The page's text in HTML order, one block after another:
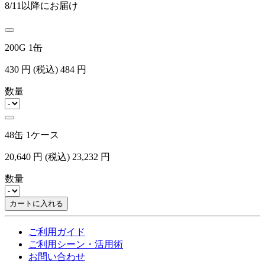
8/11以降にお届け
200G 1缶
430 円 (税込) 484 円
数量
48缶 1ケース
20,640 円 (税込) 23,232 円
数量
カートに入れる
ご利用ガイド
ご利用シーン・活用術
お問い合わせ